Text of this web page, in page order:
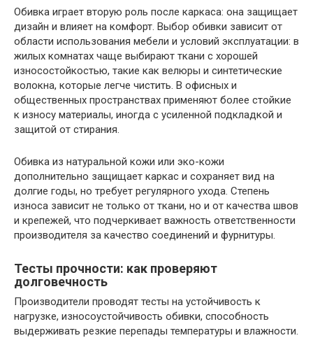
Обивка играет вторую роль после каркаса: она защищает
дизайн и влияет на комфорт. Выбор обивки зависит от
области использования мебели и условий эксплуатации: в
жилых комнатах чаще выбирают ткани с хорошей
износостойкостью, такие как велюры и синтетические
волокна, которые легче чистить. В офисных и
общественных пространствах применяют более стойкие
к износу материалы, иногда с усиленной подкладкой и
защитой от стирания.
Обивка из натуральной кожи или эко-кожи
дополнительно защищает каркас и сохраняет вид на
долгие годы, но требует регулярного ухода. Степень
износа зависит не только от ткани, но и от качества швов
и крепежей, что подчеркивает важность ответственности
производителя за качество соединений и фурнитуры.
Тесты прочности: как проверяют
долговечность
Производители проводят тесты на устойчивость к
нагрузке, износоустойчивость обивки, способность
выдерживать резкие перепады температуры и влажности.